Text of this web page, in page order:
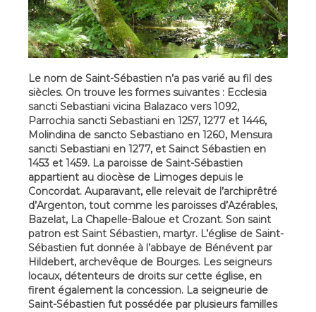
Le nom de Saint-Sébastien n’a pas varié au fil des
siècles. On trouve les formes suivantes : Ecclesia
sancti Sebastiani vicina Balazaco vers 1092,
Parrochia sancti Sebastiani en 1257, 1277 et 1446,
Molindina de sancto Sebastiano en 1260, Mensura
sancti Sebastiani en 1277, et Sainct Sébastien en
1453 et 1459. La paroisse de Saint-Sébastien
appartient au diocèse de Limoges depuis le
Concordat. Auparavant, elle relevait de l’archiprêtré
d’Argenton, tout comme les paroisses d’Azérables,
Bazelat, La Chapelle-Baloue et Crozant. Son saint
patron est Saint Sébastien, martyr. L’église de Saint-
Sébastien fut donnée à l’abbaye de Bénévent par
Hildebert, archevêque de Bourges. Les seigneurs
locaux, détenteurs de droits sur cette église, en
firent également la concession. La seigneurie de
Saint-Sébastien fut possédée par plusieurs familles